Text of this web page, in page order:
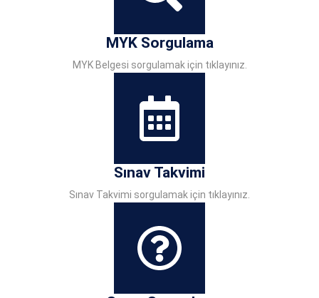
MYK Sorgulama
MYK Belgesi sorgulamak için tıklayınız.
Sınav Takvimi
Sınav Takvimi sorgulamak için tıklayınız.